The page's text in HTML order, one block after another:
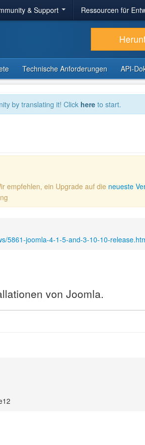
& Support Ressourcen für
Technische Anforderungen API-
by translating it! Click here to start.
empfehlen, ein Upgrade auf die neueste
5861-joomla-4-1-5-and-3-10-10-
von Joomla.